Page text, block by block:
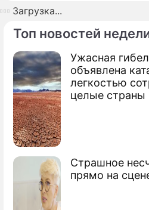
Топ новостей
Ужасная
объявлена
легкостью
целые страны
Страшное
прямо на
Загрузка...